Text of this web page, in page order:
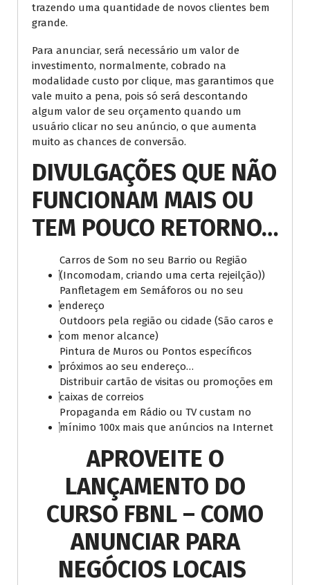
trazendo uma quantidade de novos clientes bem
grande.
Para anunciar, será necessário um valor de
investimento, normalmente, cobrado na
modalidade custo por clique, mas garantimos que
vale muito a pena, pois só será descontando
algum valor de seu orçamento quando um
usuário clicar no seu anúncio, o que aumenta
muito as chances de conversão.
DIVULGAÇÕES QUE NÃO
FUNCIONAM MAIS OU
TEM POUCO RETORNO…
Carros de Som no seu Barrio ou Região
(Incomodam, criando uma certa rejeilção))
Panfletagem em Semáforos ou no seu
endereço
Outdoors pela região ou cidade (São caros e
com menor alcance)
Pintura de Muros ou Pontos específicos
próximos ao seu endereço…
Distribuir cartão de visitas ou promoções em
caixas de correios
Propaganda em Rádio ou TV custam no
mínimo 100x mais que anúncios na Internet
APROVEITE O
LANÇAMENTO DO
CURSO FBNL – COMO
ANUNCIAR PARA
NEGÓCIOS LOCAIS